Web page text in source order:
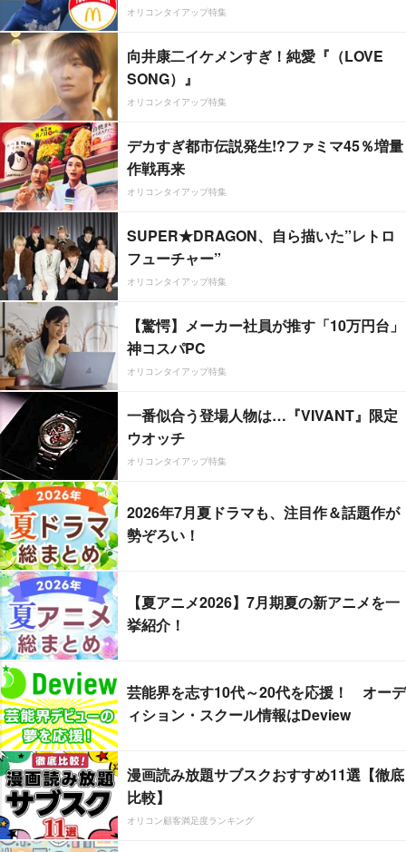
オリコンタイアップ特集
向井康二イケメンすぎ！純愛『（LOVE
SONG）』
オリコンタイアップ特集
デカすぎ都市伝説発生!?ファミマ45％増量
作戦再来
オリコンタイアップ特集
SUPER★DRAGON、自ら描いた”レトロ
フューチャー”
オリコンタイアップ特集
【驚愕】メーカー社員が推す「10万円台」
神コスパPC
オリコンタイアップ特集
一番似合う登場人物は…『VIVANT』限定
ウオッチ
オリコンタイアップ特集
2026年7月夏ドラマも、注目作＆話題作が
勢ぞろい！
【夏アニメ2026】7月期夏の新アニメを一
挙紹介！
芸能界を志す10代～20代を応援！ オーデ
ィション・スクール情報はDeview
漫画読み放題サブスクおすすめ11選【徹底
比較】
オリコン顧客満足度ランキング